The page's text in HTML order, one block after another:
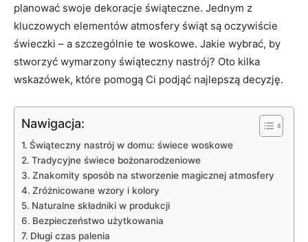
planować swoje ⁤dekoracje ⁣świąteczne. Jednym⁤ z
kluczowych elementów atmosfery świąt są​ oczywiście
świeczki – a szczególnie te woskowe. Jakie ‌wybrać, by
⁢stworzyć wymarzony świąteczny nastrój? Oto ‍kilka
wskazówek, które⁢ pomogą⁢ Ci podjąć najlepszą⁤ decyzję.
Nawigacja:
Świąteczny nastrój w domu: świece woskowe
Tradycyjne​ świece bożonarodzeniowe
Znakomity⁤ sposób na⁢ stworzenie magicznej atmosfery
Zróżnicowane wzory i kolory
Naturalne składniki‍ w⁢ produkcji
Bezpieczeństwo użytkowania
Długi czas palenia